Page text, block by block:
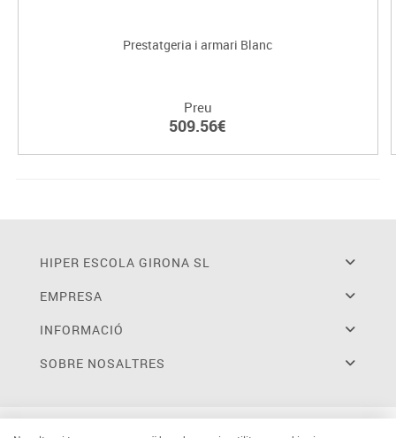
Prestatgeria i armari Blanc
Preu
509.56€
HIPER ESCOLA GIRONA SL
EMPRESA
INFORMACIÓ
SOBRE NOSALTRES